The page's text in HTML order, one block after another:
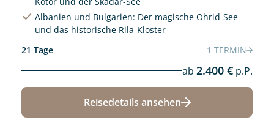
Albanien und Bulgarien: Der magische Ohrid-See
und das historische Rila-Kloster
21 Tage
1 TERMIN
ab 2.400 € p.P.
Reisedetails ansehen